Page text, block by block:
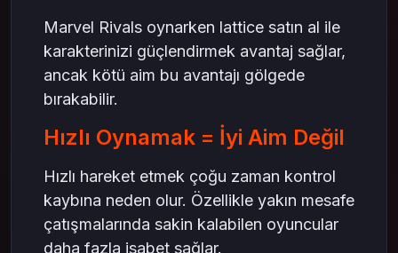
Marvel Rivals oynarken lattice satın al ile
karakterinizi güçlendirmek avantaj sağlar,
ancak kötü aim bu avantajı gölgede
bırakabilir.
Hızlı Oynamak = İyi Aim Değil
Hızlı hareket etmek çoğu zaman kontrol
kaybına neden olur. Özellikle yakın mesafe
çatışmalarında sakin kalabilen oyuncular
daha fazla isabet sağlar.